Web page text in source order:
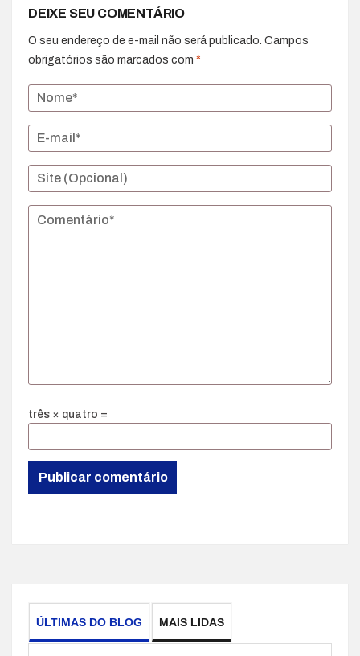
DEIXE SEU COMENTÁRIO
O seu endereço de e-mail não será publicado. Campos
obrigatórios são marcados com *
três × quatro =
ÚLTIMAS DO BLOG MAIS LIDAS